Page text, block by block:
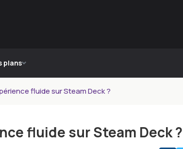
plans
fluide sur Steam Deck ?
fluide sur Steam Deck ?